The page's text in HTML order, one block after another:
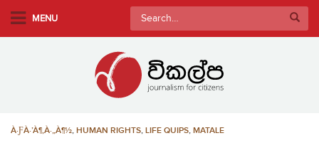
MENU
Search
for:
À·ƑÀ·’À¶‚À·„À¶½, HUMAN RIGHTS, LIFE QUIPS, MATALE